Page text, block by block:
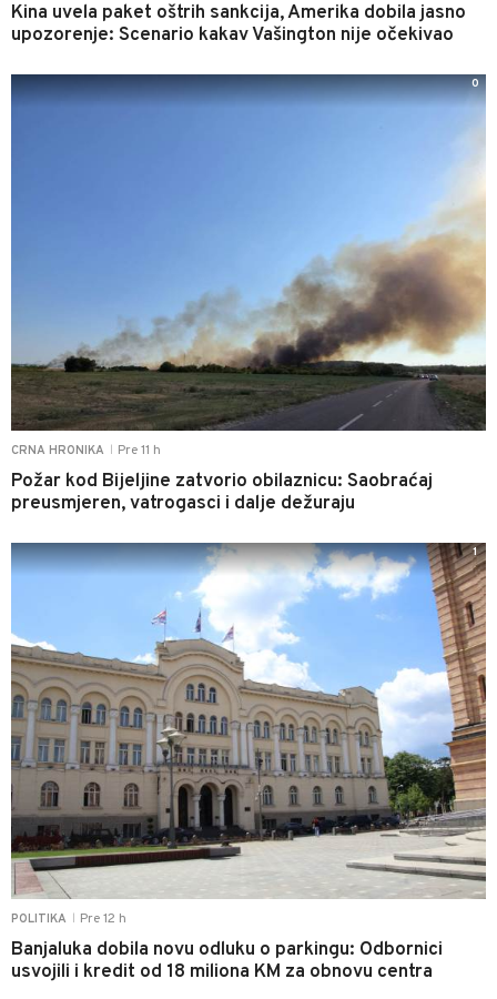
Kina uvela paket oštrih sankcija, Amerika dobila jasno
upozorenje: Scenario kakav Vašington nije očekivao
CRNA HRONIKA Pre 11 h
Požar kod Bijeljine zatvorio obilaznicu: Saobraćaj
preusmjeren, vatrogasci i dalje dežuraju
0
POLITIKA Pre 12 h
Banjaluka dobila novu odluku o parkingu: Odbornici
usvojili i kredit od 18 miliona KM za obnovu centra
1